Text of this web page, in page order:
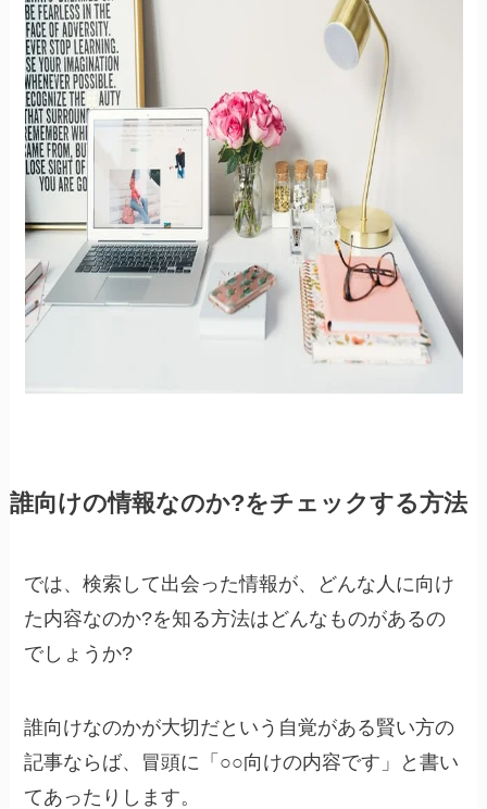
誰向けの情報なのか?をチェックする方法
では、検索して出会った情報が、どんな人に向け
た内容なのか?を知る方法はどんなものがあるの
でしょうか?
誰向けなのかが大切だという自覚がある賢い方の
記事ならば、冒頭に「○○向けの内容です」と書い
てあったりします。